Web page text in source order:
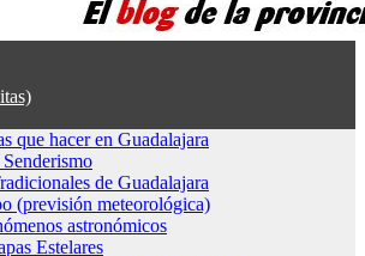
que hacer en Guadalajara
de Guadalajara
(previsión meteorológica)
astronómicos
Estelares